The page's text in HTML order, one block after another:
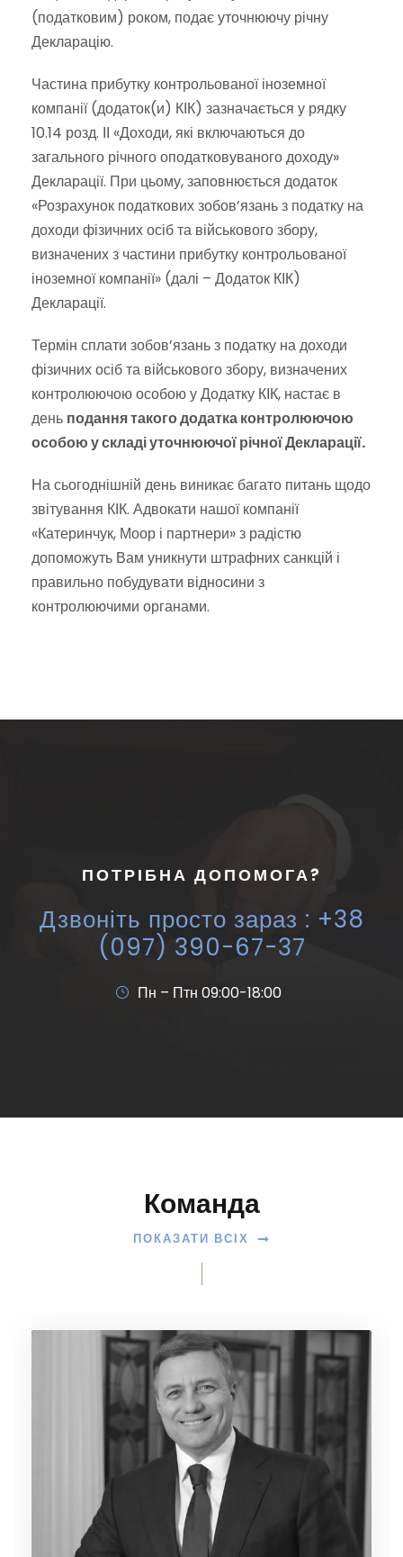
(податковим) роком, подає уточнюючу річну
Декларацію.
Частина прибутку контрольованої іноземної
компанії (додаток(и) КІК) зазначається у рядку
10.14 розд. ІІ «Доходи, які включаються до
загального річного оподатковуваного доходу»
Декларації. При цьому, заповнюється додаток
«Розрахунок податкових зобов’язань з податку на
доходи фізичних осіб та військового збору,
визначених з частини прибутку контрольованої
іноземної компанії» (далі – Додаток КІК)
Декларації.
Термін сплати зобов’язань з податку на доходи
фізичних осіб та військового збору, визначених
контролюючою особою у Додатку КІК, настає в
день подання такого додатка контролюючою
особою у складі уточнюючої річної Декларації.
На сьогоднішній день виникає багато питань щодо
звітування КІК. Адвокати нашої компанії
«Катеринчук, Моор і партнери» з радістю
допоможуть Вам уникнути штрафних санкцій і
правильно побудувати відносини з
контролюючими органами.
ПОТРІБНА ДОПОМОГА?
Дзвоніть просто зараз : +38
(097) 390-67-37
Пн – Птн 09:00-18:00
Команда
ПОКАЗАТИ ВСІХ